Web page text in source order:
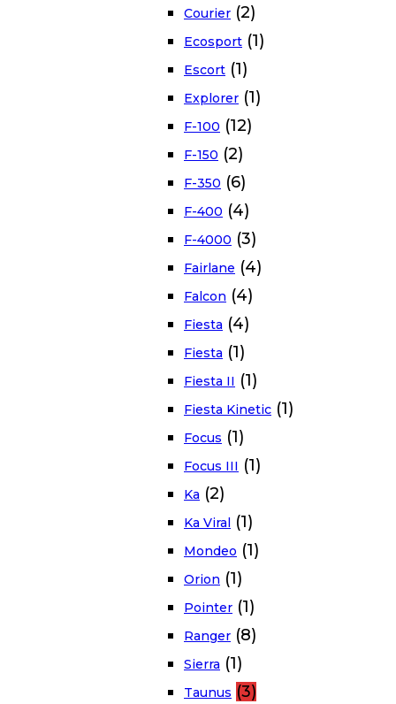
Courier (2)
Ecosport (1)
Escort (1)
Explorer (1)
F-100 (12)
F-150 (2)
F-350 (6)
F-400 (4)
F-4000 (3)
Fairlane (4)
Falcon (4)
Fiesta (4)
Fiesta (1)
Fiesta II (1)
Fiesta Kinetic (1)
Focus (1)
Focus III (1)
Ka (2)
Ka Viral (1)
Mondeo (1)
Orion (1)
Pointer (1)
Ranger (8)
Sierra (1)
Taunus (3)